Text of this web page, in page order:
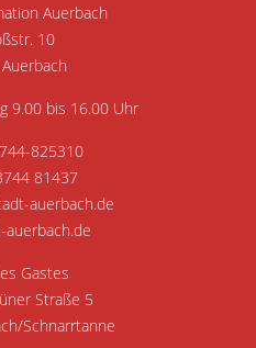
Auerbach
10
9.00 bis 16.00 Uhr
825310
81437
auerbach.de
auerbach.de
Gastes
Straße 5
Schnarrtanne